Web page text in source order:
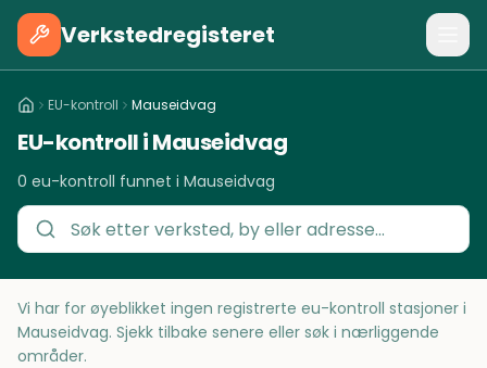
Verkstedregisteret
EU-kontroll Mauseidvag
EU-kontroll i Mauseidvag
0 eu-kontroll funnet i Mauseidvag
Vi har for øyeblikket ingen registrerte eu-kontroll stasjoner i
Mauseidvag. Sjekk tilbake senere eller søk i nærliggende
områder.